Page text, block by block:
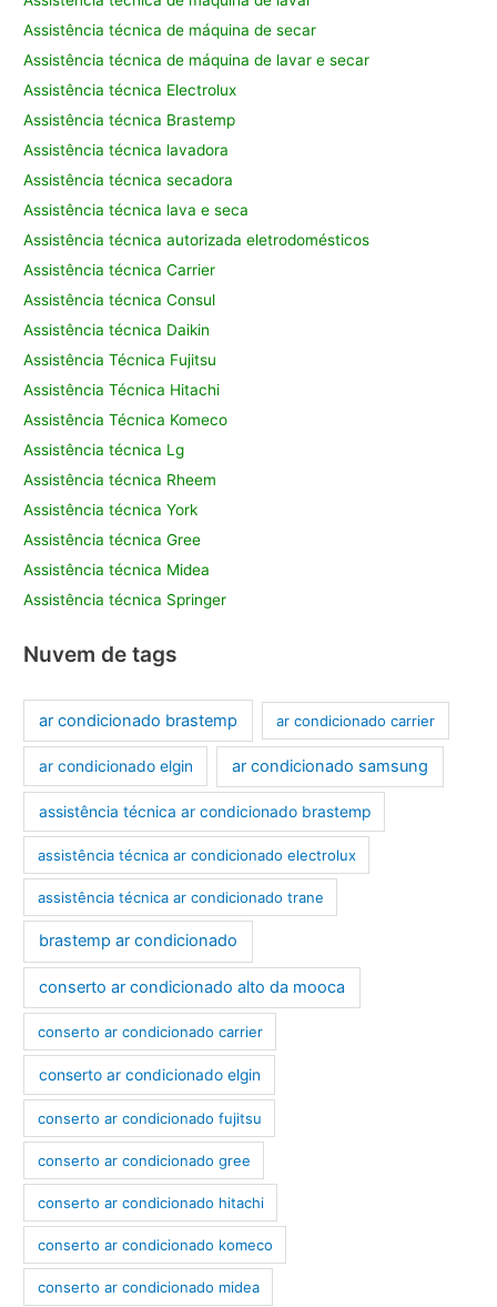
Assistência técnica de máquina de secar
Assistência técnica de máquina de lavar e secar
Assistência técnica Electrolux
Assistência técnica Brastemp
Assistência técnica lavadora
Assistência técnica secadora
Assistência técnica lava e seca
Assistência técnica autorizada eletrodomésticos
Assistência técnica Carrier
Assistência técnica Consul
Assistência técnica Daikin
Assistência Técnica Fujitsu
Assistência Técnica Hitachi
Assistência Técnica Komeco
Assistência técnica Lg
Assistência técnica Rheem
Assistência técnica York
Assistência técnica Gree
Assistência técnica Midea
Assistência técnica Springer
Nuvem de tags
ar condicionado brastemp ar condicionado carrier
ar condicionado elgin ar condicionado samsung
assistência técnica ar condicionado brastemp
assistência técnica ar condicionado electrolux
assistência técnica ar condicionado trane
brastemp ar condicionado
conserto ar condicionado alto da mooca
conserto ar condicionado carrier
conserto ar condicionado elgin
conserto ar condicionado fujitsu
conserto ar condicionado gree
conserto ar condicionado hitachi
conserto ar condicionado komeco
conserto ar condicionado midea